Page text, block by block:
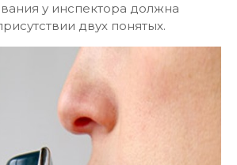
у инспектора должна
двух понятых.